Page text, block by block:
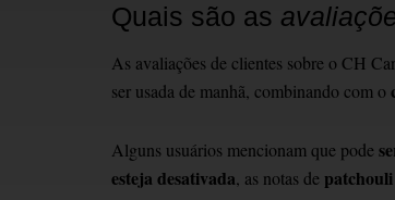
Quais são as
As avaliações de clientes sobre o CH
ser usada de manhã, combinando com o
Alguns usuários mencionam que pode
esteja desativada, as notas de